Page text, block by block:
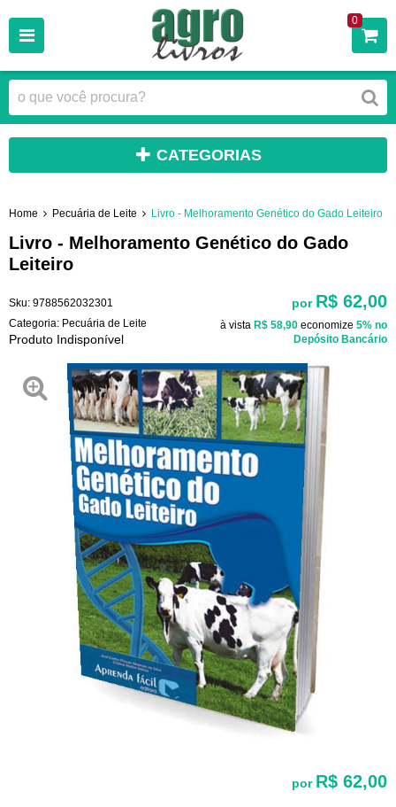
0
CATEGORIAS
Home Pecuária de Leite Livro - Melhoramento Genético do Gado Leiteiro
Livro - Melhoramento Genético do Gado
Leiteiro
Sku: 9788562032301
Categoria: Pecuária de Leite
Produto Indisponível
por R$ 62,00
à vista R$ 58,90 economize 5% no
Depósito Bancário
por R$ 62,00